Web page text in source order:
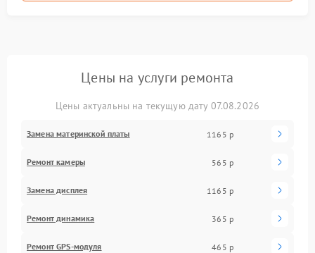
Цены на услуги ремонта
Цены актуальны на текущую дату 07.08.2026
Замена материнской платы 1165 р
Ремонт камеры 565 р
Замена дисплея 1165 р
Ремонт динамика 365 р
Ремонт GPS-модуля 465 р